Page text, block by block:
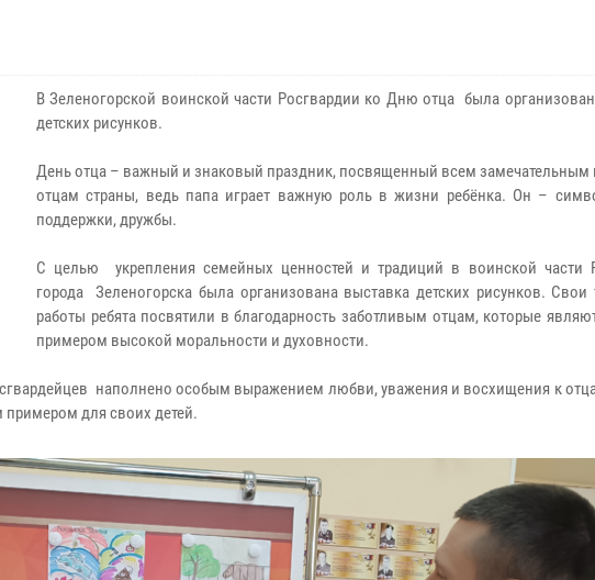
В Зеленогорской воинской части Росгвардии ко Дню отца была
детских рисунков.
День отца – важный и знаковый праздник, посвященный всем
отцам страны, ведь папа играет важную роль в жизни ребёнка. Он –
поддержки, дружбы.
С целью укрепления семейных ценностей и традиций в воинской части
города Зеленогорска была организована выставка детских рисунков. Свои
работы ребята посвятили в благодарность заботливым отцам, которые
примером высокой моральности и духовности.
наполнено особым выражением любви, уважения и восхищения к
для своих детей.